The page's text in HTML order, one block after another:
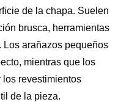
de la chapa. Suelen
brusca, herramientas
arañazos pequeños
mientras que los
los revestimientos
de la pieza.